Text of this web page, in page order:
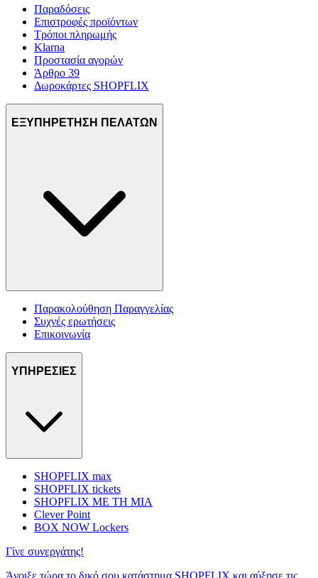
Παραδόσεις
Επιστροφές προϊόντων
Τρόποι πληρωμής
Klarna
Προστασία αγορών
Άρθρο 39
Δωροκάρτες SHOPFLIX
ΕΞΥΠΗΡΕΤΗΣΗ ΠΕΛΑΤΩΝ
Παρακολούθηση Παραγγελίας
Συχνές ερωτήσεις
Επικοινωνία
ΥΠΗΡΕΣΙΕΣ
SHOPFLIX max
SHOPFLIX tickets
SHOPFLIX ΜΕ ΤΗ ΜΙΑ
Clever Point
BOX NOW Lockers
Γίνε συνεργάτης!
Άνοιξε τώρα το δικό σου κατάστημα SHOPFLIX και αύξησε τις